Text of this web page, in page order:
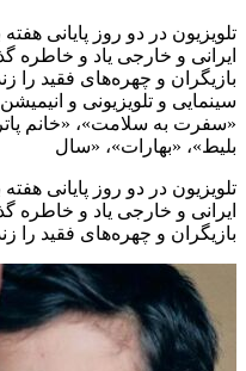
تلویزیون در دو روز پایانی
ایرانی و خارجی یاد و خاطره
بازیگران و چهره‌های فقید را
سینمایی و تلویزیونی و انیمیشن
«سفرت به سلامت»، «خانم
بلیط»، «بهارات»، «سال
تلویزیون در دو روز پایانی
ایرانی و خارجی یاد و خاطره
بازیگران و چهره‌های فقید را